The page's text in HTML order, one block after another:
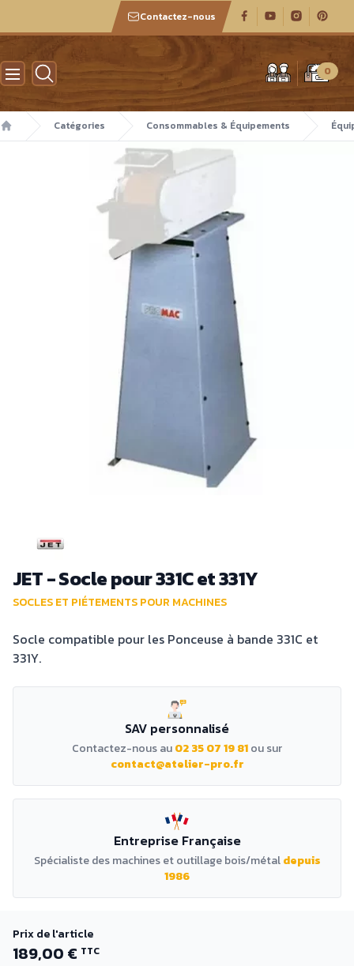
Contactez-nous
Atelier des boiseux 0
Accueil
Catégories Consommables & Équipements
JET - Socle pour 331C et 331Y
SOCLES ET PIÉTEMENTS POUR MACHINES
Socle compatible pour les Ponceuse à bande 331C et
331Y.
SAV personnalisé
Contactez-nous au02 35 07 19 81ou sur
contact@atelier-pro.fr
Entreprise Française
Spécialiste des machines et outillage bois/métaldepuis
1986
Prix de l'article
189,00 € TTC